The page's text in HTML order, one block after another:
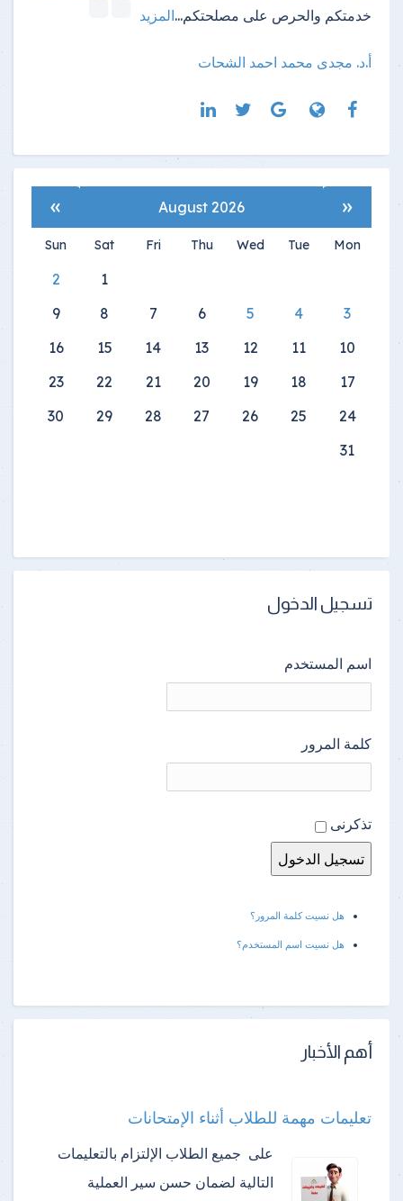
خدمتكم والحرص على مصلحتكم...المزيد
أ.د. مجدى محمد احمد الشحات
«
August 2026
»
Mon
Tue
Wed
Thu
Fri
Sat
Sun
1
2
3
4
5
6
7
8
9
10
11
12
13
14
15
16
17
18
19
20
21
22
23
24
25
26
27
28
29
30
31
تسجيل الدخول
اسم المستخدم
كلمة المرور
تذكرنى
هل نسيت كلمة المرور؟
هل نسيت اسم المستخدم؟
أهم الأخبار
تعليمات مهمة للطلاب أثناء الإمتحانات
على جميع الطلاب الإلتزام بالتعليمات
التالية لضمان حسن سير العملية